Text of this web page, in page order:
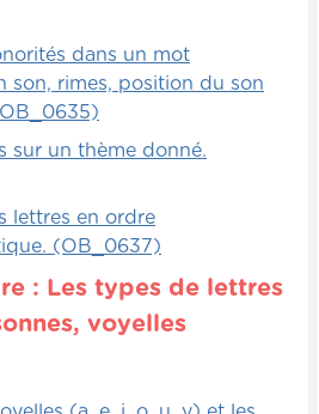
dans un mot
son, rimes, position du son
sur un thème donné.
lettres en ordre
(OB_0637)
: Les types de lettres
voyelles